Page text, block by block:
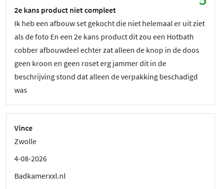
2e kans product niet compleet
Ik heb een afbouw set gekocht die niet helemaal er uit ziet
als de foto En een 2e kans product dit zou een Hotbath
cobber afbouwdeel echter zat alleen de knop in de doos
geen kroon en geen roset erg jammer dit in de
beschrijving stond dat alleen de verpakking beschadigd
was
Vince
Zwolle
4-08-2026
Badkamerxxl.nl